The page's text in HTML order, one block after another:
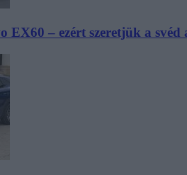
EX60 – ezért szeretjük a svéd